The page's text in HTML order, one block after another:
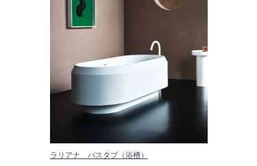
ラリアナ バスタブ（浴槽）